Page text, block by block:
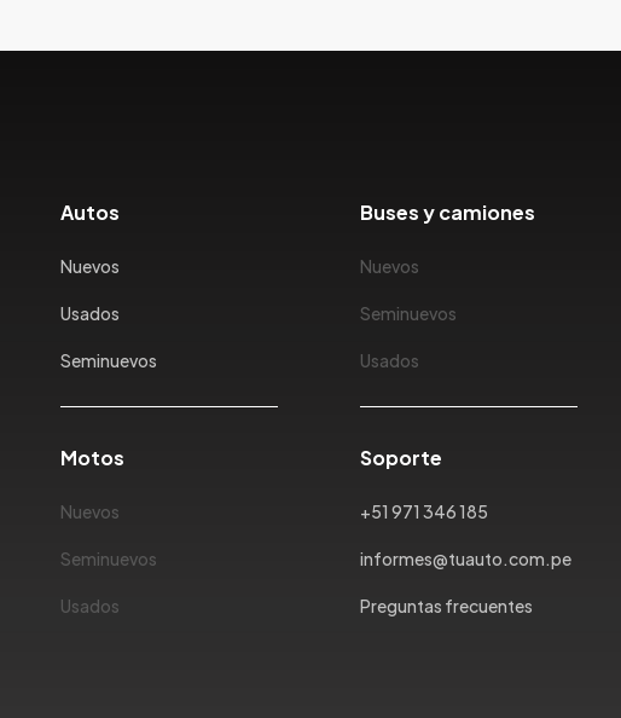
Autos
Nuevos
Usados
Seminuevos
Buses y camiones
Nuevos
Seminuevos
Usados
Motos
Nuevos
Seminuevos
Usados
Soporte
+51 971 346 185
informes@tuauto.com.pe
Preguntas frecuentes